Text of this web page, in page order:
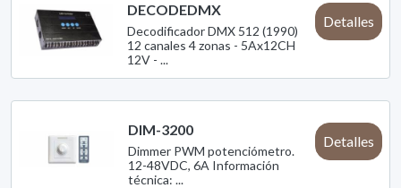
DECODEDMX
Decodificador DMX 512 (1990)
12 canales 4 zonas - 5Ax12CH
12V - ...
Detalles
DIM-3200
Dimmer PWM potenciómetro.
12-48VDC, 6A Información
técnica: ...
Detalles